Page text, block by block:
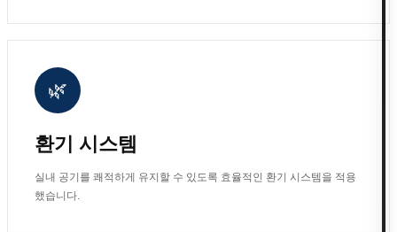
🌿
환기 시스템
실내 공기를 쾌적하게 유지할 수 있도록 효율적인 환기 시스템을 적용
했습니다.